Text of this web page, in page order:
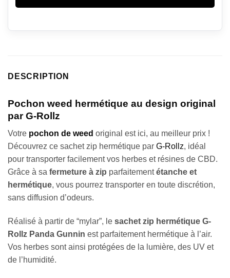
DESCRIPTION
Pochon weed hermétique au design original
par G-Rollz
Votre pochon de weed original est ici, au meilleur prix !
Découvrez ce sachet zip hermétique par G-Rollz, idéal
pour transporter facilement vos herbes et résines de CBD.
Grâce à sa fermeture à zip parfaitementétanche et
hermétique, vous pourrez transporter en toute discrétion,
sans diffusion d’odeurs.
Réalisé à partir de “mylar”, le sachet zip hermétique G-
Rollz Panda Gunnin est parfaitement hermétique à l’air.
Vos herbes sont ainsi protégées de la lumière, des UV et
de l’humidité.